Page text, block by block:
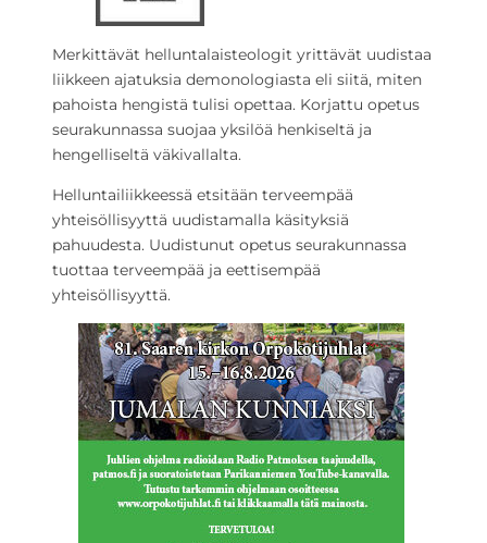
Merkittävät helluntalaisteologit yrittävät uudistaa
liikkeen ajatuksia demonologiasta eli siitä, miten
pahoista hengistä tulisi opettaa. Korjattu opetus
seurakunnassa suojaa yksilöä henkiseltä ja
hengelliseltä väkivallalta.
Helluntailiikkeessä etsitään terveempää
yhteisöllisyyttä uudistamalla käsityksiä
pahuudesta. Uudistunut opetus seurakunnassa
tuottaa terveempää ja eettisempää
yhteisöllisyyttä.